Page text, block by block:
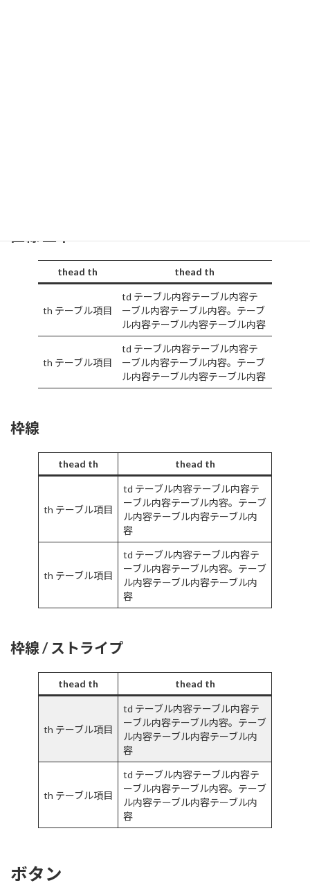
thead th thead th
th テーブル項目
td テーブル内容テーブル内容テ
ーブル内容テーブル内容。テーブ
ル内容テーブル内容テーブル内容
th テーブル項目
td テーブル内容テーブル内容テ
ーブル内容テーブル内容。テーブ
ル内容テーブル内容テーブル内容
枠線
thead th thead th
th テーブル項目
td テーブル内容テーブル内容テ
ーブル内容テーブル内容。テーブ
ル内容テーブル内容テーブル内
容
th テーブル項目
td テーブル内容テーブル内容テ
ーブル内容テーブル内容。テーブ
ル内容テーブル内容テーブル内
容
枠線 / ストライプ
thead th thead th
th テーブル項目
td テーブル内容テーブル内容テ
ーブル内容テーブル内容。テーブ
ル内容テーブル内容テーブル内
容
th テーブル項目
td テーブル内容テーブル内容テ
ーブル内容テーブル内容。テーブ
ル内容テーブル内容テーブル内
容
ボタン